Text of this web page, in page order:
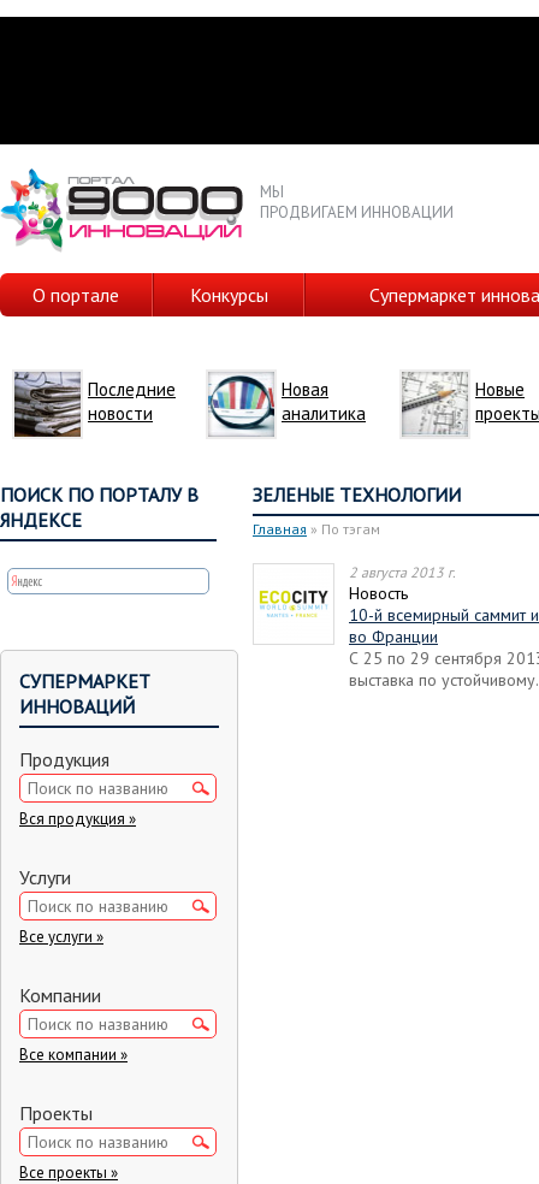
МЫ
ПРОДВИГАЕМ ИННОВАЦИИ
О портале Конкурсы Супермаркет
Последние
новости
Новая
аналитика
Новые
ЗЕЛЕНЫЕ ТЕХНОЛОГИИ
Вы здесь
Главная » По тэгам
2 августа 2013 г.
Новость
10-й всемирный саммит
во Франции
С 25 по 29 сентября
выставка по
ПОИСК ПО ПОРТАЛУ В
ЯНДЕКСЕ
СУПЕРМАРКЕТ
ИННОВАЦИЙ
Продукция
Вся продукция »
Услуги
Все услуги »
Компании
Все компании »
Проекты
Все проекты »